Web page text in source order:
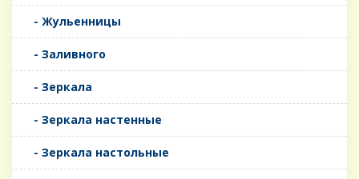
- Жульенницы
- Заливного
- Зеркала
- Зеркала настенные
- Зеркала настольные